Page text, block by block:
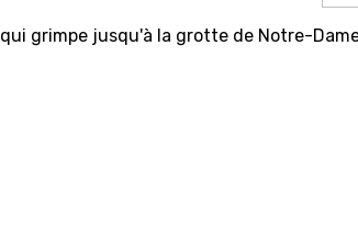
qui grimpe jusqu'à la grotte de Notre-